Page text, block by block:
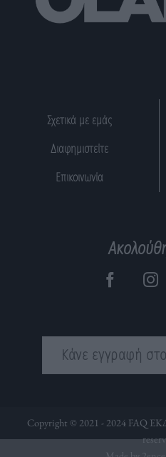
Σχετικά με εμάς
Διαφημιστείτε
Επικοινωνία
Κάνε εγγραφή
Copyright © 2021 - 2024 FAQ